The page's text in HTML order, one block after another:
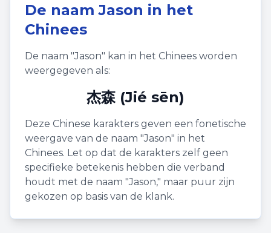
De naamJason in het
Chinees
De naam "Jason" kan in het Chinees worden
weergegeven als:
杰森 (Jié sēn)
Deze Chinese karakters geven een fonetische
weergave van de naam "Jason" in het
Chinees. Let op dat de karakters zelf geen
specifieke betekenis hebben die verband
houdt met de naam "Jason," maar puur zijn
gekozen op basis van de klank.